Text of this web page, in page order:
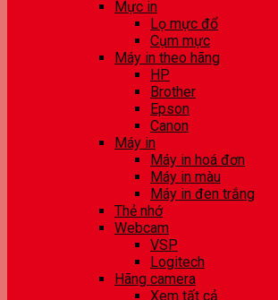
Mực in
Lọ mực đổ
Cụm mực
Máy in theo hãng
HP
Brother
Epson
Canon
Máy in
Máy in hoá đơn
Máy in màu
Máy in đen trắng
Thẻ nhớ
Webcam
VSP
Logitech
Hãng camera
Xem tất cả